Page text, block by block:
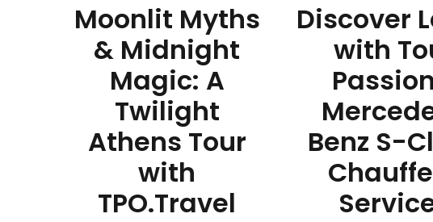
Moonlit Myths
& Midnight
Magic: A
Twilight
Athens Tour
with
TPO.Travel
Discover
with
Benz S-